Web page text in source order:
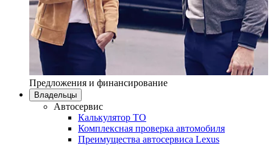
Предложения и финансирование
Владельцы
Автосервис
Калькулятор ТО
Комплексная проверка автомобиля
Преимущества автосервиса Lexus